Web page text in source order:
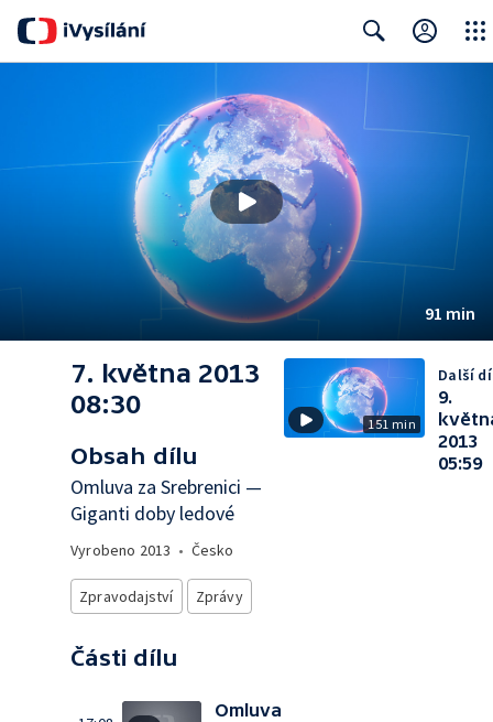
91 min
7. května 2013
08:30
Obsah dílu
Omluva za Srebrenici —
Giganti doby ledové
Vyrobeno 2013 • Česko
Zpravodajství Zprávy
Části dílu
Omluva
151 min
Další
9.
2013
05:59